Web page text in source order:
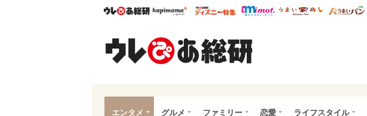
ウレぴあ総研ハピママ* ウレぴあ総研 ディズニー特集
mimot. うまいめし
エンタメ グルメ ファミリー 恋愛 ライフスタイル